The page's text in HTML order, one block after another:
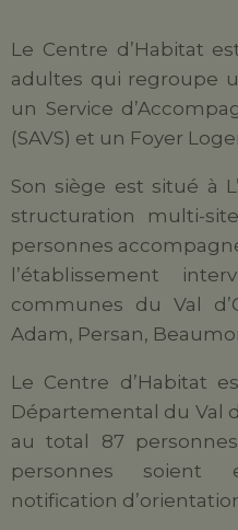
Le Centre d’Habitat
adultes qui regroupe
un Service
(SAVS) et un Foyer
Son siège est situé à
structuration multi-
personnes
l’établissement
communes du Val
Adam, Persan,
Le Centre d’Habitat
Départemental du Val
au total 87
personnes soient
notification